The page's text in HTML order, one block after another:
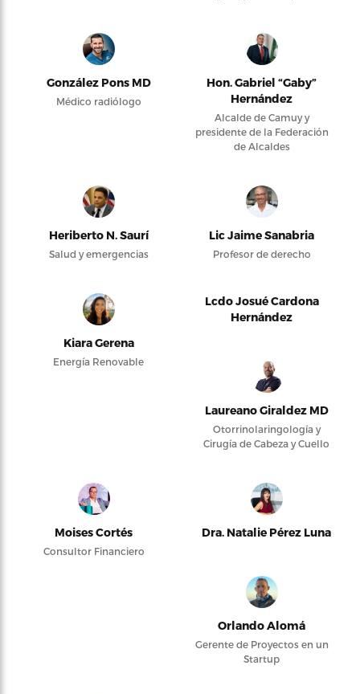
González Pons MD
Médico radiólogo
Hon. Gabriel “Gaby”
Hernández
Alcalde de Camuy y
presidente de la Federación
de Alcaldes
Heriberto N. Saurí
Salud y emergencias
Lic Jaime Sanabria
Profesor de derecho
Kiara Gerena
Energía Renovable
Lcdo Josué Cardona
Hernández
Laureano Giraldez MD
Otorrinolaringología y
Cirugía de Cabeza y Cuello
Moises Cortés
Consultor Financiero
Dra. Natalie Pérez Luna
Orlando Alomá
Gerente de Proyectos en un
Startup